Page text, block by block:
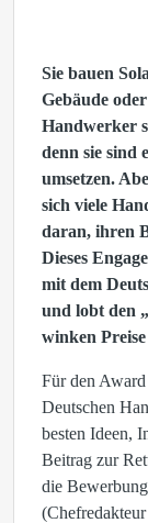
Sie bauen
Gebäude
Handwerker
denn sie sind
umsetzen.
sich viele
daran, ihren
Dieses
mit dem
und lobt den
winken
Für den
Deutschen
besten Ideen,
Beitrag zur
die